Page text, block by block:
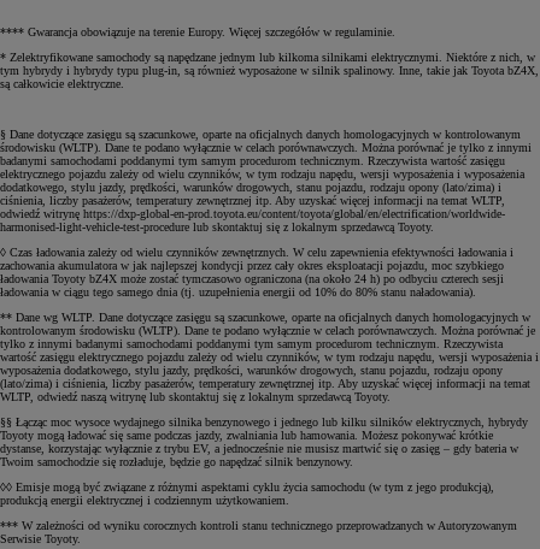
**** Gwarancja obowiązuje na terenie Europy. Więcej szczegółów w regulaminie.
* Zelektryfikowane samochody są napędzane jednym lub kilkoma silnikami elektrycznymi. Niektóre z nich, w
tym hybrydy i hybrydy typu plug-in, są również wyposażone w silnik spalinowy. Inne, takie jak Toyota bZ4X,
są całkowicie elektryczne.
§ Dane dotyczące zasięgu są szacunkowe, oparte na oficjalnych danych homologacyjnych w kontrolowanym
środowisku (WLTP). Dane te podano wyłącznie w celach porównawczych. Można porównać je tylko z innymi
badanymi samochodami poddanymi tym samym procedurom technicznym. Rzeczywista wartość zasięgu
elektrycznego pojazdu zależy od wielu czynników, w tym rodzaju napędu, wersji wyposażenia i wyposażenia
dodatkowego, stylu jazdy, prędkości, warunków drogowych, stanu pojazdu, rodzaju opony (lato/zima) i
ciśnienia, liczby pasażerów, temperatury zewnętrznej itp. Aby uzyskać więcej informacji na temat WLTP,
odwiedź witrynę https://dxp-global-en-prod.toyota.eu/content/toyota/global/en/electrification/worldwide-
harmonised-light-vehicle-test-procedure lub skontaktuj się z lokalnym sprzedawcą Toyoty.
◊ Czas ładowania zależy od wielu czynników zewnętrznych. W celu zapewnienia efektywności ładowania i
zachowania akumulatora w jak najlepszej kondycji przez cały okres eksploatacji pojazdu, moc szybkiego
ładowania Toyoty bZ4X może zostać tymczasowo ograniczona (na około 24 h) po odbyciu czterech sesji
ładowania w ciągu tego samego dnia (tj. uzupełnienia energii od 10% do 80% stanu naładowania).
** Dane wg WLTP. Dane dotyczące zasięgu są szacunkowe, oparte na oficjalnych danych homologacyjnych w
kontrolowanym środowisku (WLTP). Dane te podano wyłącznie w celach porównawczych. Można porównać je
tylko z innymi badanymi samochodami poddanymi tym samym procedurom technicznym. Rzeczywista
wartość zasięgu elektrycznego pojazdu zależy od wielu czynników, w tym rodzaju napędu, wersji wyposażenia i
wyposażenia dodatkowego, stylu jazdy, prędkości, warunków drogowych, stanu pojazdu, rodzaju opony
(lato/zima) i ciśnienia, liczby pasażerów, temperatury zewnętrznej itp. Aby uzyskać więcej informacji na temat
WLTP, odwiedź naszą witrynę lub skontaktuj się z lokalnym sprzedawcą Toyoty.
§§ Łącząc moc wysoce wydajnego silnika benzynowego i jednego lub kilku silników elektrycznych, hybrydy
Toyoty mogą ładować się same podczas jazdy, zwalniania lub hamowania. Możesz pokonywać krótkie
dystanse, korzystając wyłącznie z trybu EV, a jednocześnie nie musisz martwić się o zasięg – gdy bateria w
Twoim samochodzie się rozładuje, będzie go napędzać silnik benzynowy.
◊◊ Emisje mogą być związane z różnymi aspektami cyklu życia samochodu (w tym z jego produkcją),
produkcją energii elektrycznej i codziennym użytkowaniem.
*** W zależności od wyniku corocznych kontroli stanu technicznego przeprowadzanych w Autoryzowanym
Serwisie Toyoty.